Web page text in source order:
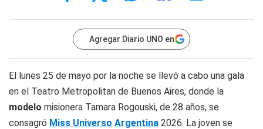
Agregar Diario UNO en
El lunes 25 de mayo por la noche se llevó a cabo una gala
en el Teatro Metropolitan de Buenos Aires, donde la
modelo misionera Tamara Rogouski, de 28 años, se
consagró Miss Universo Argentina 2026. La joven se